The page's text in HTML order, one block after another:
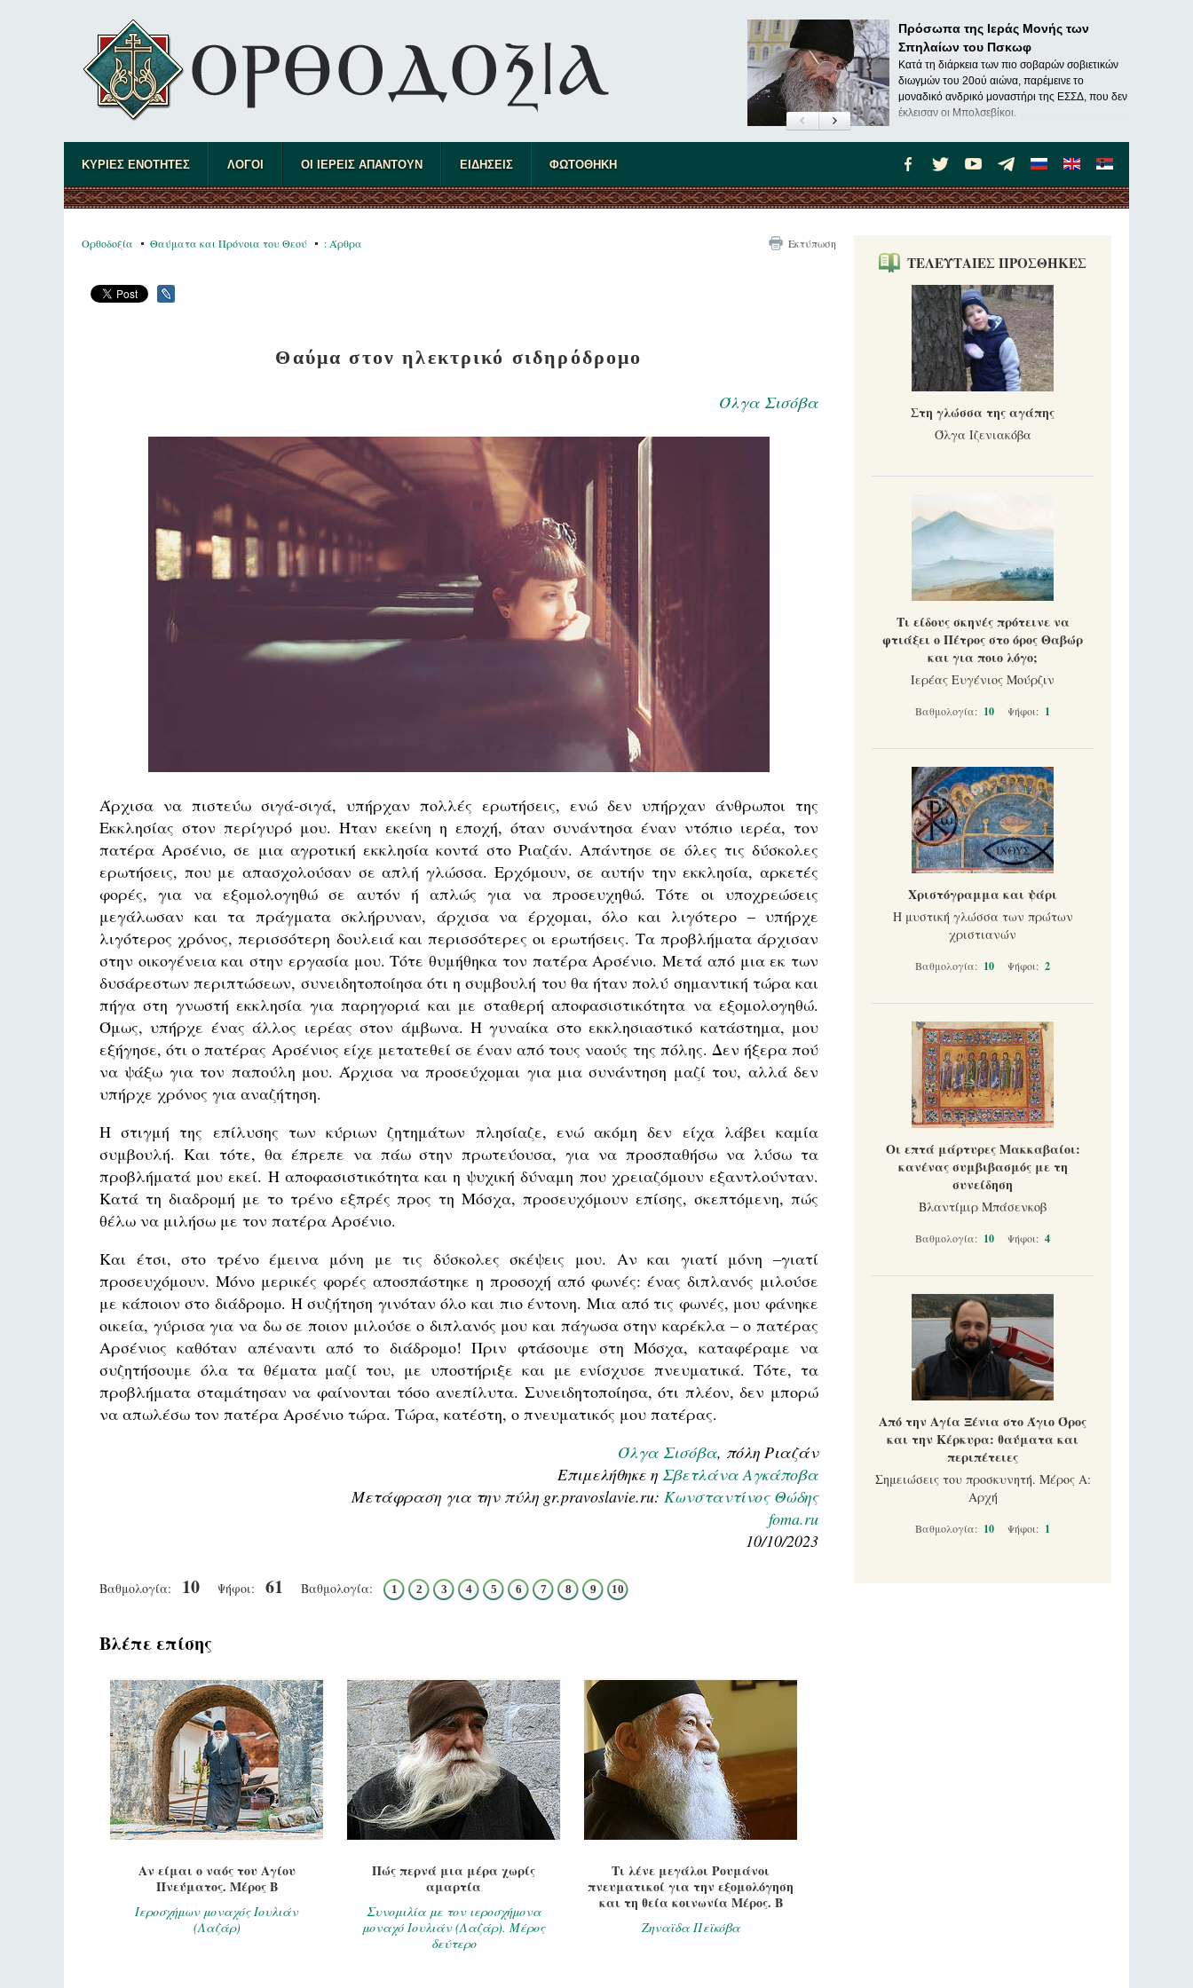
Πρόσωπα της Ιεράς Μονής των
Σπηλαίων του Πσκωφ
Κατά τη διάρκεια των πιο σοβαρών σοβιετικών
διωγμών του 20ού αιώνα, παρέμεινε το
μοναδικό ανδρικό μοναστήρι της ΕΣΣΔ, που δεν
έκλεισαν οι Μπολσεβίκοι.
ΚΥΡΙΕΣ ΕΝΟΤΗΤΕΣ ΛΟΓΟΙ ΟΙ ΙΕΡΕΙΣ ΑΠΑΝΤΟΥΝ ΕΙΔΗΣΕΙΣ ΦΩΤΟΘΗΚΗ
Ορθοδοξία Θαύματα και Πρόνοια του Θεού : Άρθρα Εκτύπωση
Θαύμα στον ηλεκτρικό σιδηρόδρομο
Όλγα Σισόβα
Άρχισα να πιστεύω σιγά-σιγά, υπήρχαν πολλές ερωτήσεις, ενώ δεν υπήρχαν άνθρωποι της
Εκκλησίας στον περίγυρό μου. Ήταν εκείνη η εποχή, όταν συνάντησα έναν ντόπιο ιερέα, τον
πατέρα Αρσένιο, σε μια αγροτική εκκλησία κοντά στο Ριαζάν. Απάντησε σε όλες τις δύσκολες
ερωτήσεις, που με απασχολούσαν σε απλή γλώσσα. Ερχόμουν, σε αυτήν την εκκλησία, αρκετές
φορές, για να εξομολογηθώ σε αυτόν ή απλώς για να προσευχηθώ. Τότε οι υποχρεώσεις
μεγάλωσαν και τα πράγματα σκλήρυναν, άρχισα να έρχομαι, όλο και λιγότερο – υπήρχε
λιγότερος χρόνος, περισσότερη δουλειά και περισσότερες οι ερωτήσεις. Τα προβλήματα άρχισαν
στην οικογένεια και στην εργασία μου. Τότε θυμήθηκα τον πατέρα Αρσένιο. Μετά από μια εκ των
δυσάρεστων περιπτώσεων, συνειδητοποίησα ότι η συμβουλή του θα ήταν πολύ σημαντική τώρα και
πήγα στη γνωστή εκκλησία για παρηγοριά και με σταθερή αποφασιστικότητα να εξομολογηθώ.
Όμως, υπήρχε ένας άλλος ιερέας στον άμβωνα. Η γυναίκα στο εκκλησιαστικό κατάστημα, μου
εξήγησε, ότι ο πατέρας Αρσένιος είχε μετατεθεί σε έναν από τους ναούς της πόλης. Δεν ήξερα πού
να ψάξω για τον παπούλη μου. Άρχισα να προσεύχομαι για μια συνάντηση μαζί του, αλλά δεν
υπήρχε χρόνος για αναζήτηση.
Η στιγμή της επίλυσης των κύριων ζητημάτων πλησίαζε, ενώ ακόμη δεν είχα λάβει καμία
συμβουλή. Και τότε, θα έπρεπε να πάω στην πρωτεύουσα, για να προσπαθήσω να λύσω τα
προβλήματά μου εκεί. Η αποφασιστικότητα και η ψυχική δύναμη που χρειαζόμουν εξαντλούνταν.
Κατά τη διαδρομή με το τρένο εξπρές προς τη Μόσχα, προσευχόμουν επίσης, σκεπτόμενη, πώς
θέλω να μιλήσω με τον πατέρα Αρσένιο.
Και έτσι, στο τρένο έμεινα μόνη με τις δύσκολες σκέψεις μου. Αν και γιατί μόνη –γιατί
προσευχόμουν. Μόνο μερικές φορές αποσπάστηκε η προσοχή από φωνές: ένας διπλανός μιλούσε
με κάποιον στο διάδρομο. Η συζήτηση γινόταν όλο και πιο έντονη. Μια από τις φωνές, μου φάνηκε
οικεία, γύρισα για να δω σε ποιον μιλούσε ο διπλανός μου και πάγωσα στην καρέκλα – ο πατέρας
Αρσένιος καθόταν απέναντι από το διάδρομο! Πριν φτάσουμε στη Μόσχα, καταφέραμε να
συζητήσουμε όλα τα θέματα μαζί του, με υποστήριξε και με ενίσχυσε πνευματικά. Τότε, τα
προβλήματα σταμάτησαν να φαίνονται τόσο ανεπίλυτα. Συνειδητοποίησα, ότι πλέον, δεν μπορώ
να απωλέσω τον πατέρα Αρσένιo τώρα. Τώρα, κατέστη, ο πνευματικός μου πατέρας.
Όλγα Σισόβα, πόλη Ριαζάν
Επιμελήθηκε η Σβετλάνα Αγκάποβα
Μετάφραση για την πύλη gr.pravoslavie.ru: Κωνσταντίνος Θώδης
foma.ru
10/10/2023
Βαθμολογία: 10 Ψήφοι: 61 Βαθμολογία: 1 2 3 4 5 6 7 8 9 10
Βλέπε επίσης
Αν είμαι ο ναός του Αγίου
Πνεύματος. Μέρος Β
Ιεροσχήμων μοναχός Ιουλιάν
(Λαζάρ)
Πώς περνά μια μέρα χωρίς
αμαρτία
Συνομιλία με τον ιεροσχήμονα
μοναχό Ιουλιάν (Λαζάρ). Μέρος
δεύτερο
Τι λένε μεγάλοι Ρουμάνοι
πνευματικοί για την εξομολόγηση
και τη θεία κοινωνία Μέρος. Β
Ζηναϊδα Πεϊκόβα
ΤΕΛΕΥΤΑΙΕΣ ΠΡΟΣΘΗΚΕΣ
Στη γλώσσα της αγάπης
Όλγα Ιζενιακόβα
Τι είδους σκηνές πρότεινε να
φτιάξει ο Πέτρος στο όρος Θαβώρ
και για ποιο λόγο;
Ιερέας Ευγένιος Μούρζιν
Βαθμολογία: 10 Ψήφοι: 1
Χριστόγραμμα και ψάρι
Η μυστική γλώσσα των πρώτων
χριστιανών
Βαθμολογία: 10 Ψήφοι: 2
Οι επτά μάρτυρες Μακκαβαίοι:
κανένας συμβιβασμός με τη
συνείδηση
Βλαντίμιρ Μπάσενκοβ
Βαθμολογία: 10 Ψήφοι: 4
Από την Αγία Ξένια στο Άγιο Όρος
και την Κέρκυρα: θαύματα και
περιπέτειες
Σημειώσεις του προσκυνητή. Μέρος Α:
Αρχή
Βαθμολογία: 10 Ψήφοι: 1